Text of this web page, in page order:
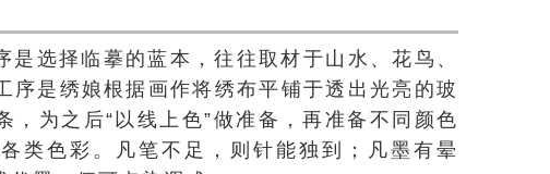
是选择临摹的蓝本，往往取材于山水、花鸟、
序是绣娘根据画作将绣布平铺于透出光亮的玻
，为之后“以线上色”做准备，再准备不同颜色
类色彩。凡笔不足，则针能独到；凡墨有晕